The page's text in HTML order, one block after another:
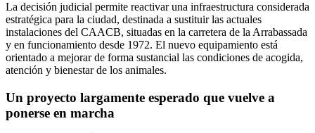
La decisión judicial permite reactivar una infraestructura considerada
estratégica para la ciudad, destinada a sustituir las actuales
instalaciones del CAACB, situadas en la carretera de la Arrabassada
y en funcionamiento desde 1972. El nuevo equipamiento está
orientado a mejorar de forma sustancial las condiciones de acogida,
atención y bienestar de los animales.
Un proyecto largamente esperado que vuelve a
ponerse en marcha